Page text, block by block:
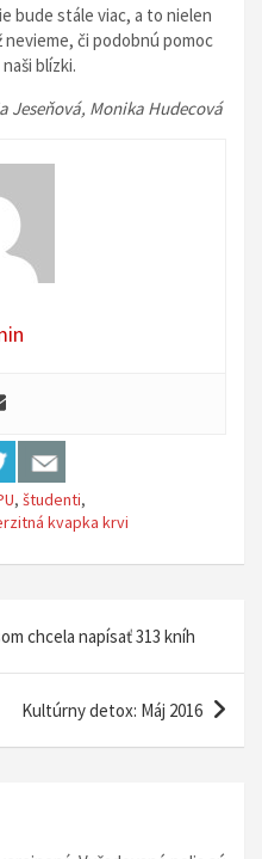
bude stále viac, a to nielen
či podobnú pomoc
blízki.
Jeseňová, Monika Hudecová
, študenti,
kvapka krvi
chcela napísať 313 kníh
Kultúrny detox: Máj 2016